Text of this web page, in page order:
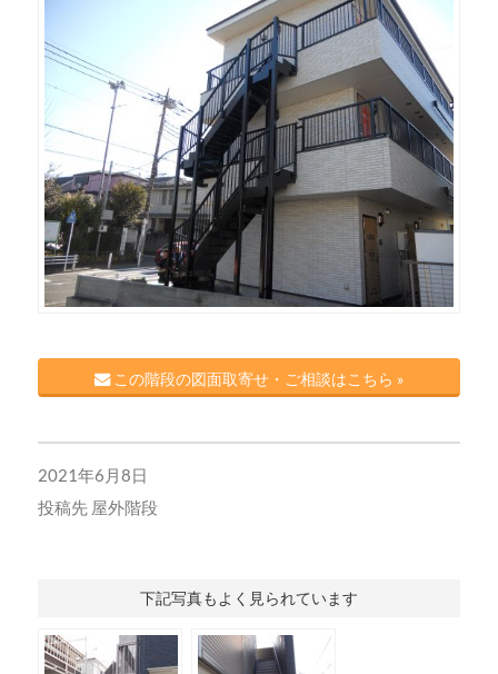
この階段の図面取寄せ・ご相談はこちら »
2021年6月8日
投稿先 屋外階段
下記写真もよく見られています